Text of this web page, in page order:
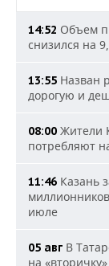
14:52 Объем
снизился на
13:55 Назван
дорогую и
08:00 Жители
потребляют
11:46 Казань
июле
05 авг В
на